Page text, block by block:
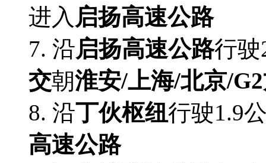
进入 启扬高速公路
7. 沿启扬高速公路行驶
交朝淮安/上海/北京/
8. 沿丁伙枢纽 行驶1.9
高速公路